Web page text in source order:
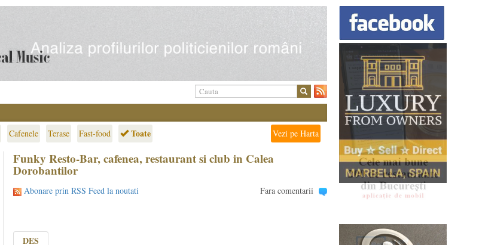
Cafenele Terase Fast-food Toate Vezi pe Harta
Funky Resto-Bar, cafenea, restaurant si club in Calea
Dorobantilor
Abonare prin RSS Feed la noutati Fara comentarii
DES